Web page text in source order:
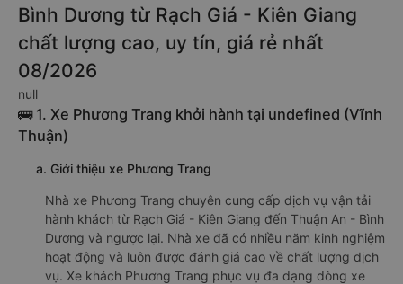
Bình Dương từ Rạch Giá - Kiên Giang
chất lượng cao, uy tín, giá rẻ nhất
08/2026
null
🚌 1. Xe Phương Trang khởi hành tại undefined (Vĩnh
Thuận)
a. Giới thiệu xe Phương Trang
Nhà xe Phương Trang chuyên cung cấp dịch vụ vận tải
hành khách từ Rạch Giá - Kiên Giang đến Thuận An - Bình
Dương và ngược lại. Nhà xe đã có nhiều năm kinh nghiệm
hoạt động và luôn được đánh giá cao về chất lượng dịch
vụ. Xe khách Phương Trang phục vụ đa dạng dòng xe